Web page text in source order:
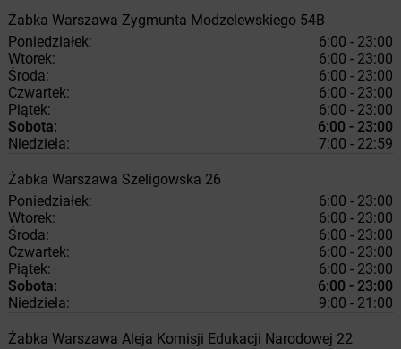
Żabka Warszawa Zygmunta Modzelewskiego 54B
Poniedziałek:
6:00 - 23:00
Wtorek:
6:00 - 23:00
Środa:
6:00 - 23:00
Czwartek:
6:00 - 23:00
Piątek:
6:00 - 23:00
Sobota:
6:00 - 23:00
Niedziela:
7:00 - 22:59
Żabka Warszawa Szeligowska 26
Poniedziałek:
6:00 - 23:00
Wtorek:
6:00 - 23:00
Środa:
6:00 - 23:00
Czwartek:
6:00 - 23:00
Piątek:
6:00 - 23:00
Sobota:
6:00 - 23:00
Niedziela:
9:00 - 21:00
Żabka Warszawa Aleja Komisji Edukacji Narodowej 22